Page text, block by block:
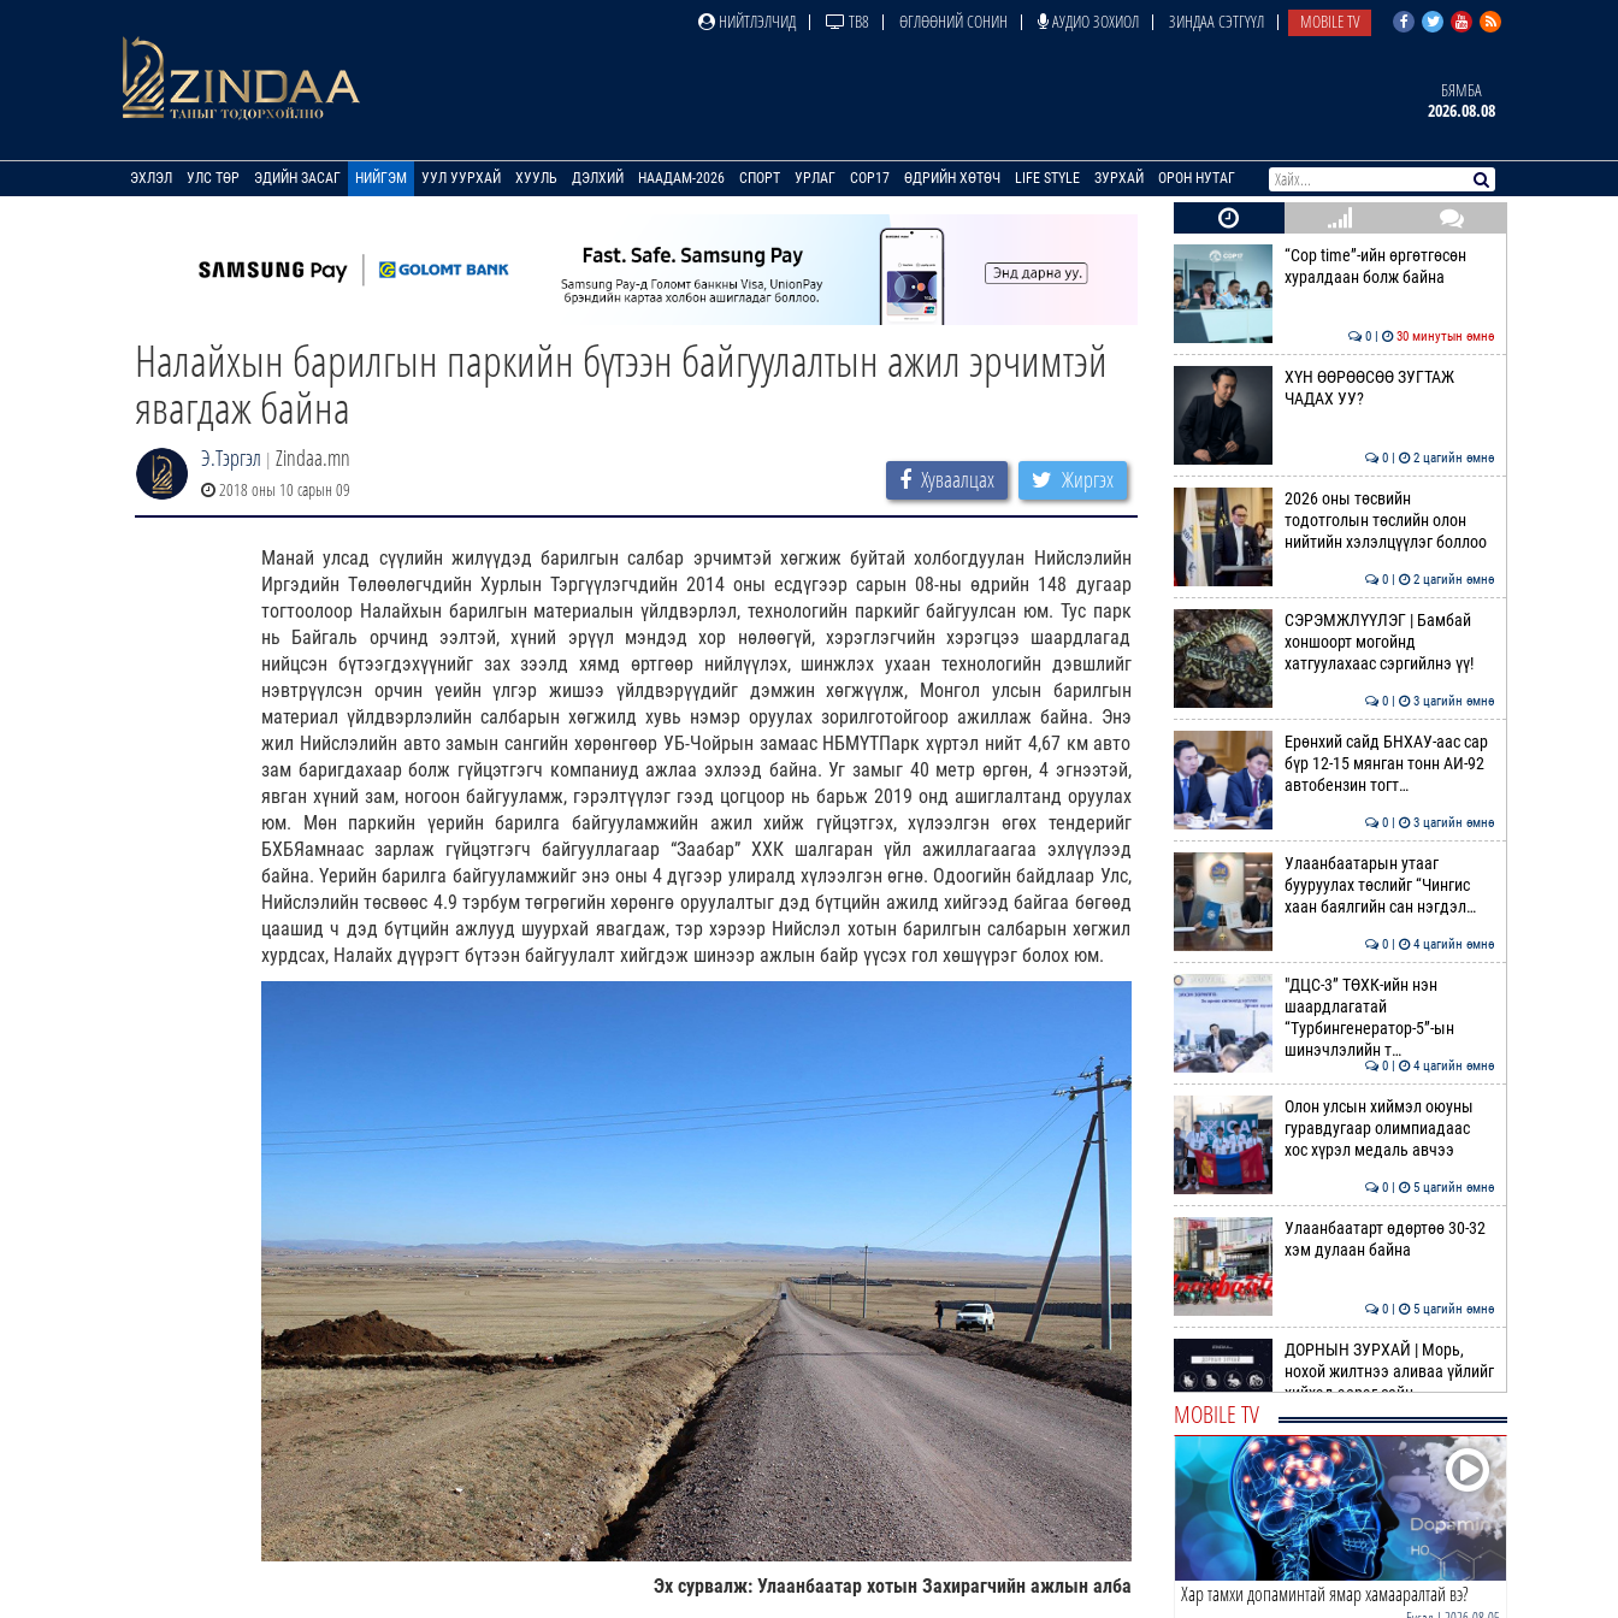
НИЙТЛЭЛЧИД ТВ8 ӨГЛӨӨНИЙ СОНИН АУДИО ЗОХИОЛ ЗИНДАА СЭТГҮҮЛ MOBILE TV
БЯМБА
2026.08.08
ЭХЛЭЛ УЛС ТӨР ЭДИЙН ЗАСАГ НИЙГЭМ УУЛ УУРХАЙ ХУУЛЬ ДЭЛХИЙ НААДАМ-2026 СПОРТ УРЛАГ COP17 ӨДРИЙН ХӨТӨЧ LIFE STYLE ЗУРХАЙ ОРОН НУТАГ
Налайхын барилгын паркийн бүтээн байгуулалтын ажил эрчимтэй
явагдаж байна
Э.Тэргэл | Zindaa.mn
2018 оны 10 сарын 09 Хуваалцах Жиргэх
Манай улсад сүүлийн жилүүдэд барилгын салбар эрчимтэй хөгжиж буйтай холбогдуулан Нийслэлийн
Иргэдийн Төлөөлөгчдийн Хурлын Тэргүүлэгчдийн 2014 оны есдүгээр сарын 08-ны өдрийн 148 дугаар
тогтоолоор Налайхын барилгын материалын үйлдвэрлэл, технологийн паркийг байгуулсан юм. Тус парк
нь Байгаль орчинд ээлтэй, хүний эрүүл мэндэд хор нөлөөгүй, хэрэглэгчийн хэрэгцээ шаардлагад
нийцсэн бүтээгдэхүүнийг зах зээлд хямд өртгөөр нийлүүлэх, шинжлэх ухаан технологийн дэвшлийг
нэвтрүүлсэн орчин үеийн үлгэр жишээ үйлдвэрүүдийг дэмжин хөгжүүлж, Монгол улсын барилгын
материал үйлдвэрлэлийн салбарын хөгжилд хувь нэмэр оруулах зорилготойгоор ажиллаж байна. Энэ
жил Нийслэлийн авто замын сангийн хөрөнгөөр УБ-Чойрын замаас НБМҮТПарк хүртэл нийт 4,67 км авто
зам баригдахаар болж гүйцэтгэгч компаниуд ажлаа эхлээд байна. Уг замыг 40 метр өргөн, 4 эгнээтэй,
явган хүний зам, ногоон байгууламж, гэрэлтүүлэг гээд цогцоор нь барьж 2019 онд ашиглалтанд оруулах
юм. Мөн паркийн үерийн барилга байгууламжийн ажил хийж гүйцэтгэх, хүлээлгэн өгөх тендерийг
БХБЯамнаас зарлаж гүйцэтгэгч байгууллагаар “Заабар” ХХК шалгаран үйл ажиллагаагаа эхлүүлээд
байна. Үерийн барилга байгууламжийг энэ оны 4 дүгээр улиралд хүлээлгэн өгнө. Одоогийн байдлаар Улс,
Нийслэлийн төсвөөс 4.9 тэрбум төгрөгийн хөрөнгө оруулалтыг дэд бүтцийн ажилд хийгээд байгаа бөгөөд
цаашид ч дэд бүтцийн ажлууд шуурхай явагдаж, тэр хэрээр Нийслэл хотын барилгын салбарын хөгжил
хурдсах, Налайх дүүрэгт бүтээн байгуулалт хийгдэж шинээр ажлын байр үүсэх гол хөшүүрэг болох юм.
Эх сурвалж: Улаанбаатар хотын Захирагчийн ажлын алба
“Cop time”-ийн өргөтгөсөн
хуралдаан болж байна
0 | 30 минутын өмнө
ХҮН ӨӨРӨӨСӨӨ ЗУГТАЖ
ЧАДАХ УУ?
0 | 2 цагийн өмнө
2026 оны төсвийн
тодотголын төслийн олон
нийтийн хэлэлцүүлэг боллоо
0 | 2 цагийн өмнө
СЭРЭМЖЛҮҮЛЭГ | Бамбай
хоншоорт могойнд
хатгуулахаас сэргийлнэ үү!
0 | 3 цагийн өмнө
Ерөнхий сайд БНХАУ-аас сар
бүр 12-15 мянган тонн АИ-92
автобензин тогт…
0 | 3 цагийн өмнө
Улаанбаатарын утааг
бууруулах төслийг “Чингис
хаан баялгийн сан нэгдэл…
0 | 4 цагийн өмнө
"ДЦС-3” ТӨХК-ийн нэн
шаардлагатай
“Турбингенератор-5”-ын
шинэчлэлийн т…
0 | 4 цагийн өмнө
Олон улсын хиймэл оюуны
гуравдугаар олимпиадаас
хос хүрэл медаль авчээ
0 | 5 цагийн өмнө
Улаанбаатарт өдөртөө 30-32
хэм дулаан байна
0 | 5 цагийн өмнө
ДОРНЫН ЗУРХАЙ | Морь,
нохой жилтнээ аливаа үйлийг
хийхэд эерэг сайн
ӨГЛӨӨНИЙ МЭНД!
0 | 6 цагийн өмнө
Барселона | Солилцоо
MOBILE TV
Хар тамхи допаминтай ямар хамааралтай вэ?